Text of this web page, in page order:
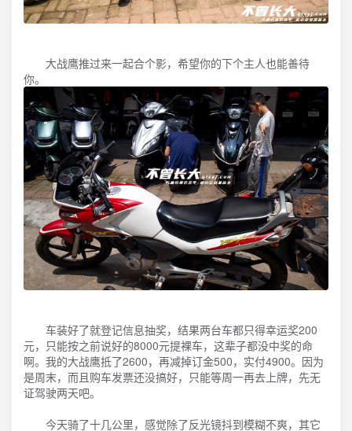
大战鹰推过来一起合个影，希望你的下个主人也能善待
你。
车装好了就登记信息抽奖，结果两台车都只得幸运奖200
元，只能按之前说好的8000元提裸车，这辈子都没中奖的命
啊。我的大战鹰抵了2600，再减掉订金500，实付4900。因为
是周末，而且购车发票还没搞好，只能等周一再去上牌，先无
证驾驶两天吧。
今天骑了十几公里，感觉除了反光镜抖到模糊不爽，其它